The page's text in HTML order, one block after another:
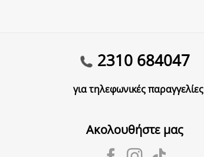
2310 684047
για τηλεφωνικές παραγγελίες
Ακολουθήστε μας